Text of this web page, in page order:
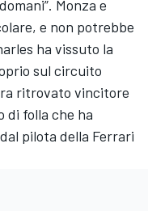
Monza e
e non potrebbe
ha vissuto la
sul circuito
ritrovato vincitore
di folla che ha
pilota della Ferrari